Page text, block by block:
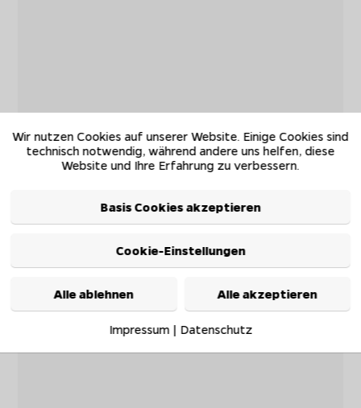
Wir nutzen Cookies auf unserer Website. Einige Cookies sind
technisch notwendig, während andere uns helfen, diese
Website und Ihre Erfahrung zu verbessern.
Basis Cookies akzeptieren
Cookie-Einstellungen
Alle ablehnen Alle akzeptieren
Impressum| Datenschutz